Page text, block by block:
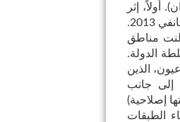
أولاً، إثر
اغتيال فيدان، سَكين وليلى، المناضلات بحزب العمّال الكردستاني (ح.ع.ك.) بباريس يوم 9 جانفي 2013.
مناطق
الدولة.
الذين
إلى جانب
إصلاحية)
الطبقات